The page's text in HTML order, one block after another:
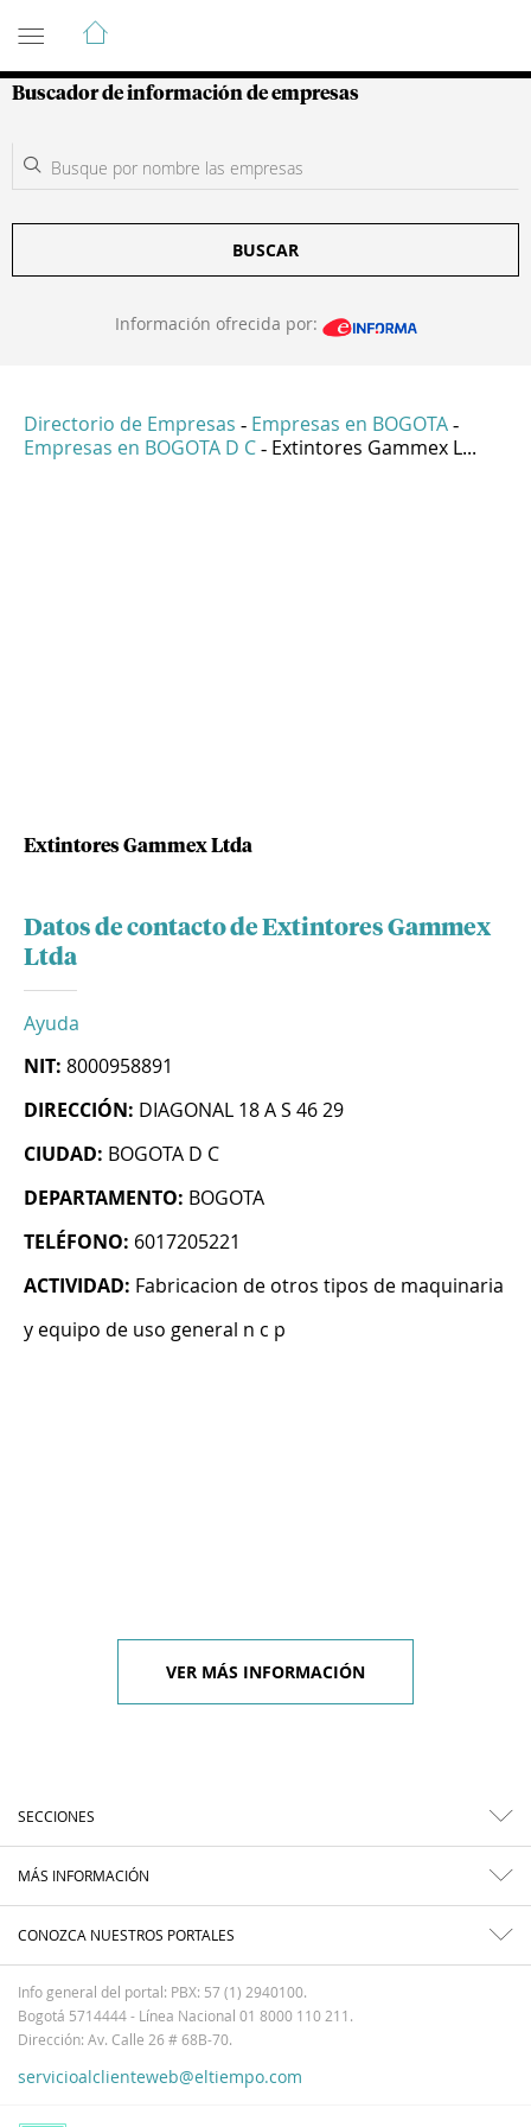
Guía de Empresas Colombianas
Buscador de información de empresas
BUSCAR
Información ofrecida por:
Directorio de Empresas - Empresas en BOGOTA -
Empresas en BOGOTA D C - Extintores Gammex L...
Extintores Gammex Ltda
Datos de contacto de Extintores Gammex
Ltda
Ayuda
NIT: 8000958891
DIRECCIÓN: DIAGONAL 18 A S 46 29
CIUDAD: BOGOTA D C
DEPARTAMENTO: BOGOTA
TELÉFONO: 6017205221
ACTIVIDAD: Fabricacion de otros tipos de maquinaria
y equipo de uso general n c p
VER MÁS INFORMACIÓN
SECCIONES
MÁS INFORMACIÓN
CONOZCA NUESTROS PORTALES
Info general del portal: PBX: 57 (1) 2940100.
Bogotá 5714444 - Línea Nacional 01 8000 110 211.
Dirección: Av. Calle 26 # 68B-70.
servicioalclienteweb@eltiempo.com